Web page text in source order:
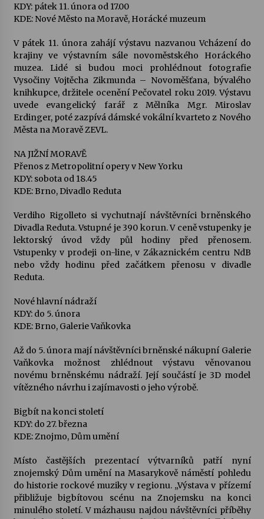
KDY: pátek 11. února od 17.00
KDE: Nové Město na Moravě, Horácké muzeum
V pátek 11. února zahájí výstavu nazvanou Vcházení do
krajiny ve výstavním sále novoměstského Horáckého
muzea. Lidé si budou moci prohlédnout fotografie
Vysočiny Vojtěcha Zikmunda – Novoměšťana, bývalého
knihkupce, držitele ocenění Pečovatel roku 2019. Výstavu
uvede evangelický farář z Mělníka Mgr. Miroslav
Erdinger, poté zazpívá dámské vokální kvarteto z Nového
Města na Moravě ZEVL.
NA JIŽNÍ MORAVĚ
Přenos z Metropolitní opery v New Yorku
KDY: sobota od 18.45
KDE: Brno, Divadlo Reduta
Verdiho Rigolleto si vychutnají návštěvníci brněnského
Divadla Reduta. Vstupné je 390 korun. V ceně vstupenky je
lektorský úvod vždy půl hodiny před přenosem.
Vstupenky v prodeji on-line, v Zákaznickém centru NdB
nebo vždy hodinu před začátkem přenosu v divadle
Reduta.
Nové hlavní nádraží
KDY: do 5. února
KDE: Brno, Galerie Vaňkovka
Až do 5. února mají návštěvníci brněnské nákupní Galerie
Vaňkovka možnost zhlédnout výstavu věnovanou
novému brněnskému nádraží. Její součástí je 3D model
vítězného návrhu i zajímavosti o jeho výrobě.
Bigbít na konci století
KDY: do 27. března
KDE: Znojmo, Dům umění
Místo častějších prezentací výtvarníků patří nyní
znojemský Dům umění na Masarykově náměstí pohledu
do historie rockové muziky v regionu. „Výstava v přízemí
přibližuje bigbítovou scénu na Znojemsku na konci
minulého století. V mázhausu najdou návštěvníci příběhy